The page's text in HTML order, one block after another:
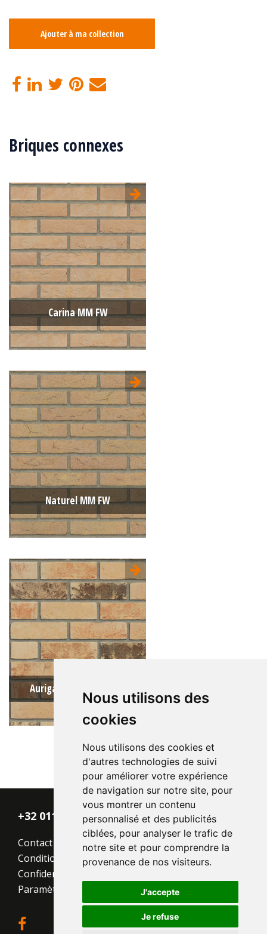
Nous utilisons des
cookies
Nous utilisons des cookies et
d'autres technologies de suivi
pour améliorer votre expérience
de navigation sur notre site, pour
vous montrer un contenu
personnalisé et des publicités
ciblées, pour analyser le trafic de
notre site et pour comprendre la
provenance de nos visiteurs.
J'accepte
Je refuse
Ajouter à ma collection
Briques connexes
Carina MM FW
Type:
Sterrewaard
Format:
WF 210x100x50
La structure:
Unie
Couleur:
Jaune
Naturel MM FW
Type:
Moulée main
Format:
WF 210x100x50
La structure:Nuancée
Naturel
Auriga MM EF / DR203B
Sterrewaard
EF 215x100x65
Nuancée
Couleur:
Jaune
+32 011 - 870 938
Contact
Conditions générales
Confidentialité
Paramètres des cookies